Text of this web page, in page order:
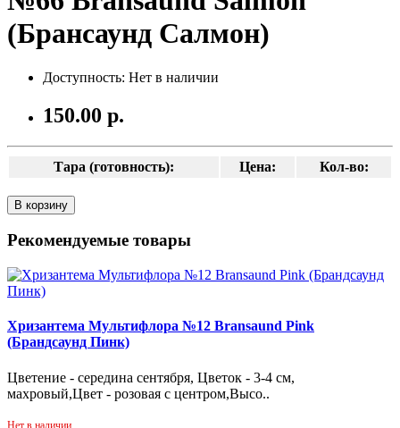
(Брансаунд Салмон)
Доступность: Нет в наличии
150.00 р.
Тара (готовность): Цена: Кол-во:
В корзину
Рекомендуемые товары
Хризантема Мультифлора №12 Bransaund Pink
(Брандсаунд Пинк)
Цветение - середина сентября, Цветок - 3-4 см,
махровый,Цвет - розовая с центром,Высо..
Нет в наличии